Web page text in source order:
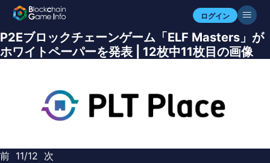
ログイン
P2Eブロックチェーンゲーム「ELF Masters」が
ホワイトペーパーを発表 | 12枚中11枚目の画像
前 11/12 次